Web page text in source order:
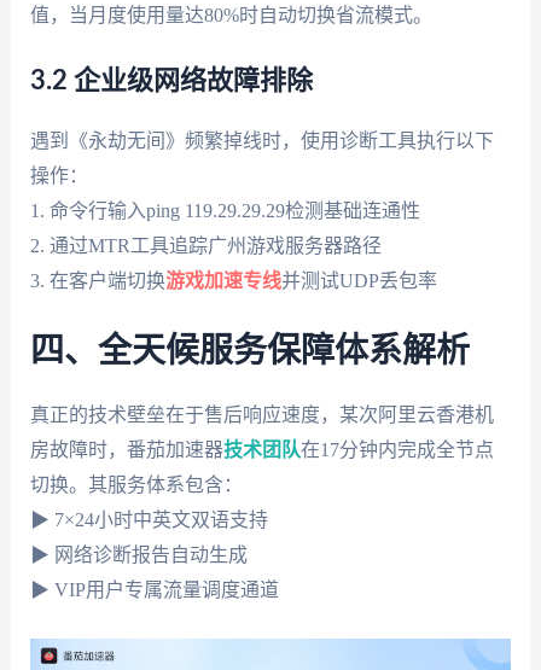
值，当月度使用量达80%时自动切换省流模式。
3.2 企业级网络故障排除
遇到《永劫无间》频繁掉线时，使用诊断工具执行以下
操作：
1. 命令行输入ping 119.29.29.29检测基础连通性
2. 通过MTR工具追踪广州游戏服务器路径
3. 在客户端切换游戏加速专线并测试UDP丢包率
四、全天候服务保障体系解析
真正的技术壁垒在于售后响应速度，某次阿里云香港机
房故障时，番茄加速器技术团队在17分钟内完成全节点
切换。其服务体系包含：
▶ 7×24小时中英文双语支持
▶ 网络诊断报告自动生成
▶ VIP用户专属流量调度通道